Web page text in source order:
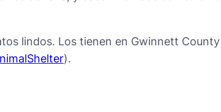
lindos. Los tienen en Gwinnett
).